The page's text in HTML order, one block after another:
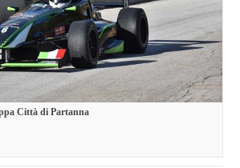
Città di Partanna